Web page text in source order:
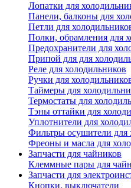
Лопатки для
Панели, балконы для
Петли для
Полки, обрамления для
Предохранители для
Припой для для
Реле для холодильников
Ручки для
Таймеры для
Термостаты для
Тэны оттайки для
Уплотнители для
Фильтры осушители для
Фреоны и масла для
Запчасти для чайников
Клеммные пары для
Запчасти для
Кнопки, выключатели